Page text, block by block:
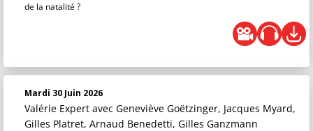
de la natalité ?
Mardi 30 Juin 2026
Valérie Expert avec Geneviève Goëtzinger, Jacques Myard,
Gilles Platret, Arnaud Benedetti, Gilles Ganzmann